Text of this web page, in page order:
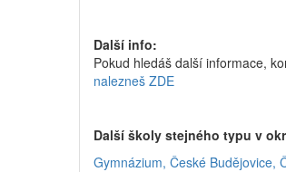
Další info:
Pokud hledáš další informace,
nalezneš ZDE
Další školy stejného typu v
Gymnázium, České Budějovice,